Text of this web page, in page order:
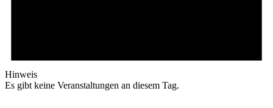
Hinweis
Es gibt keine Veranstaltungen an diesem Tag.